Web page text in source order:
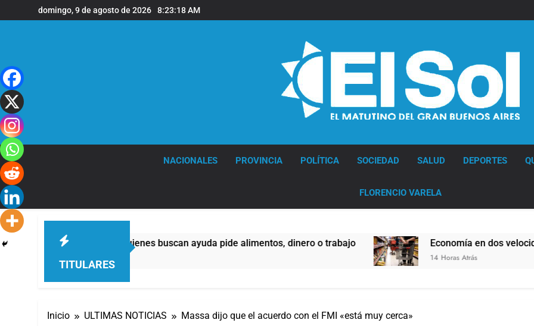
al
domingo, 9 de agosto de 2026 8:23:19 AM
NACIONALES PROVINCIA POLÍTICA SOCIEDAD SALUD DEPORTES
FLORENCIO VARELA
TITULARES
de quienes buscan ayuda pide alimentos, dinero o trabajo Economía en dos velocidades
14 Horas Atrás
Inicio ULTIMAS NOTICIAS Massa dijo que el acuerdo con el FMI «está muy cerca»